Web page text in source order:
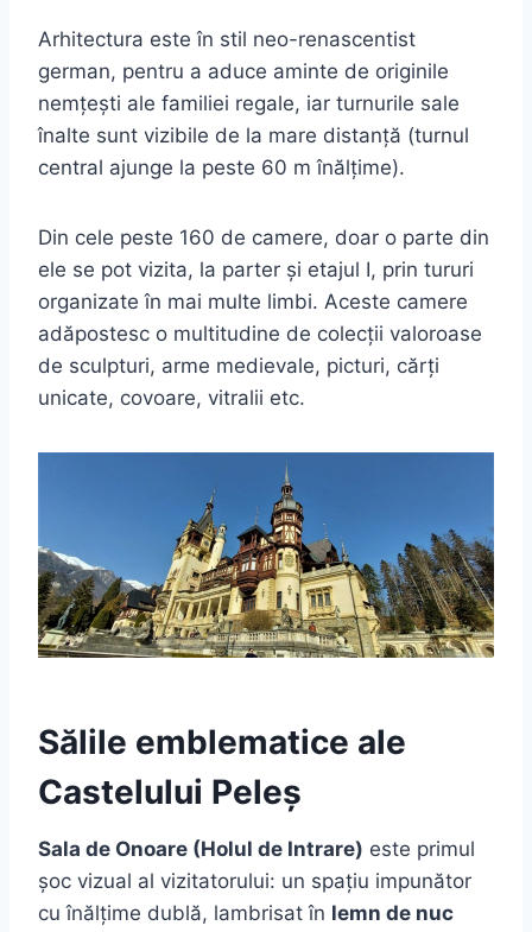
Arhitectura este în stil neo-renascentist
german, pentru a aduce aminte de originile
nemțești ale familiei regale, iar turnurile sale
înalte sunt vizibile de la mare distanță (turnul
central ajunge la peste 60 m înălțime).
Din cele peste 160 de camere, doar o parte din
ele se pot vizita, la parter și etajul I, prin tururi
organizate în mai multe limbi. Aceste camere
adăpostesc o multitudine de colecții valoroase
de sculpturi, arme medievale, picturi, cărți
unicate, covoare, vitralii etc.
Sălile emblematice ale
Castelului Peleș
Sala de Onoare (Holul de Intrare) este primul
șoc vizual al vizitatorului: un spațiu impunător
cu înălțime dublă, lambrisat în lemn de nuc